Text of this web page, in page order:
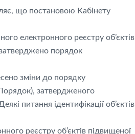
що постановою Кабінету
електронного реєстру об’єктів
порядок
зміни до порядку
Порядок), затвердженого
питання ідентифікації об’єктів
реєстру об’єктів підвищеної